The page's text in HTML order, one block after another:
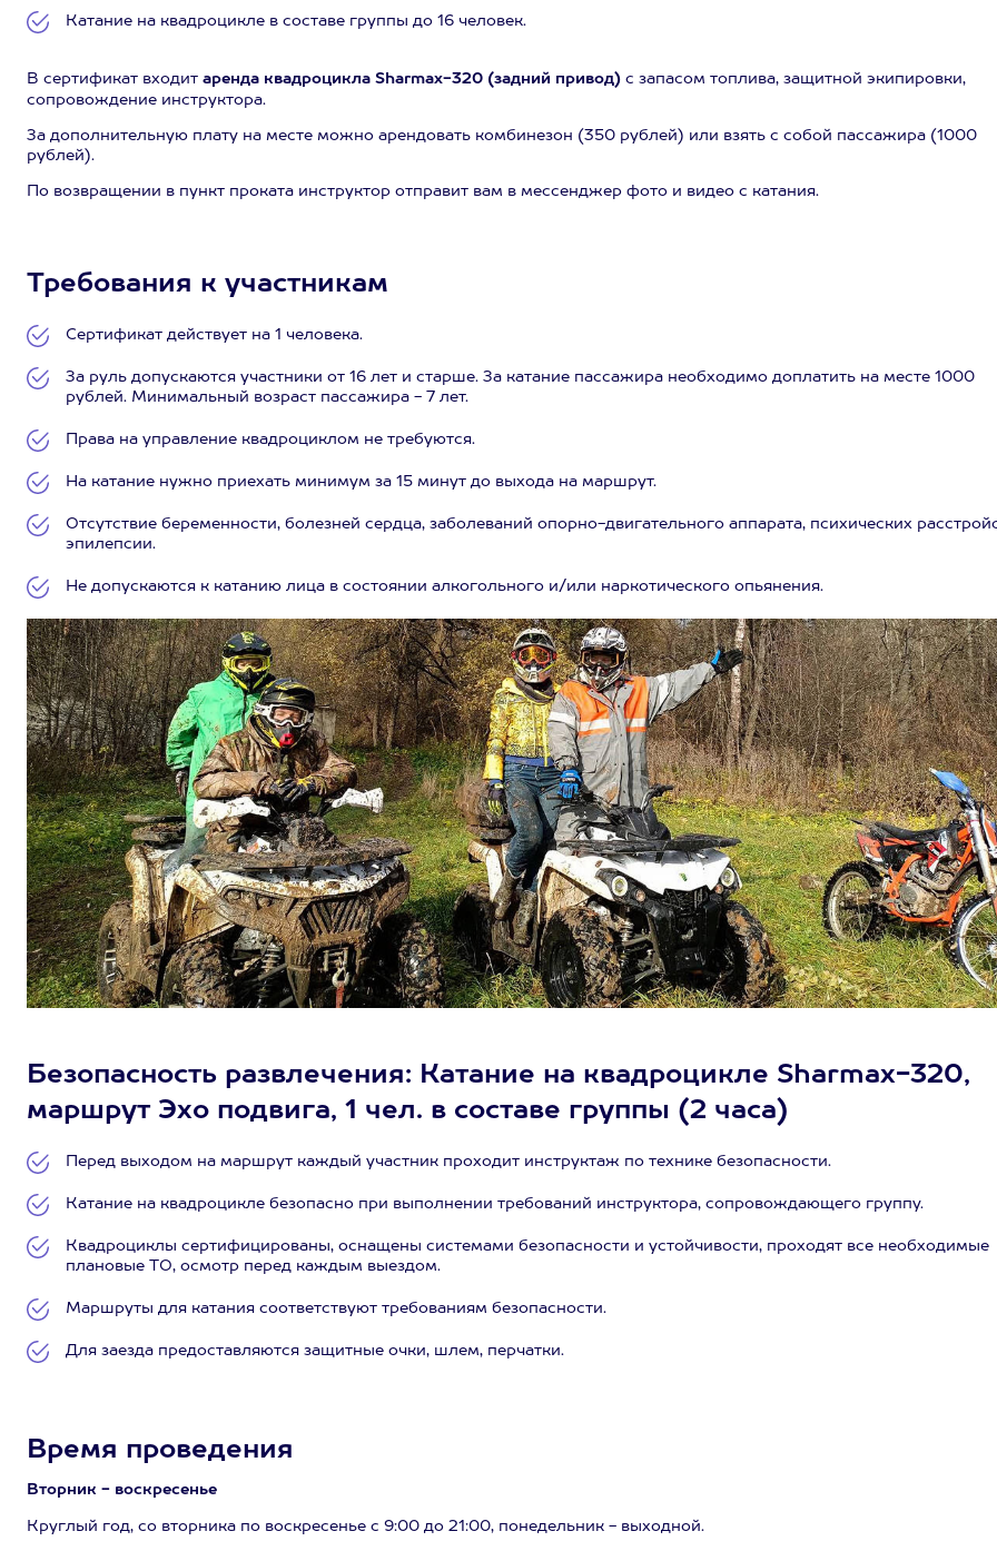
Катание на квадроцикле в составе группы до 16 человек.
В сертификат входит аренда квадроцикла Sharmax-320 (задний привод) с запасом топлива, защитной экипировки,
сопровождение инструктора.
За дополнительную плату на месте можно арендовать комбинезон (350 рублей) или взять с собой пассажира (1000
рублей).
По возвращении в пункт проката инструктор отправит вам в мессенджер фото и видео с катания.
Требования к участникам
Сертификат действует на 1 человека.
За руль допускаются участники от 16 лет и старше. За катание пассажира необходимо доплатить на месте 1000
рублей. Минимальный возраст пассажира - 7 лет.
Права на управление квадроциклом не требуются.
На катание нужно приехать минимум за 15 минут до выхода на маршрут.
Отсутствие беременности, болезней сердца, заболеваний опорно-двигательного аппарата, психических
эпилепсии.
Не допускаются к катанию лица в состоянии алкогольного и/или наркотического опьянения.
Безопасность развлечения: Катание на квадроцикле Sharmax-320,
маршрут Эхо подвига, 1 чел. в составе группы (2 часа)
Перед выходом на маршрут каждый участник проходит инструктаж по технике безопасности.
Катание на квадроцикле безопасно при выполнении требований инструктора, сопровождающего группу.
Квадроциклы сертифицированы, оснащены системами безопасности и устойчивости, проходят все необходимые
плановые ТО, осмотр перед каждым выездом.
Маршруты для катания соответствуют требованиям безопасности.
Для заезда предоставляются защитные очки, шлем, перчатки.
Время проведения
Вторник - воскресенье
Круглый год, со вторника по воскресенье с 9:00 до 21:00, понедельник - выходной.